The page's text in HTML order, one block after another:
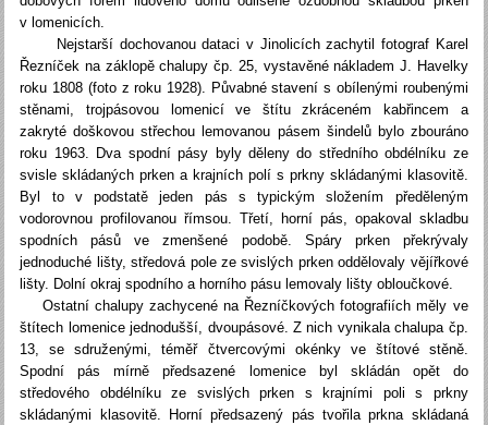
v lomenicích.
Nejstarší dochovanou dataci v Jinolicích zachytil fotograf Karel
Řezníček na záklopě chalupy čp. 25, vystavěné nákladem J. Havelky
roku 1808 (foto z roku 1928). Půvabné stavení s obílenými roubenými
stěnami, trojpásovou lomenicí ve štítu zkráceném kabřincem a
zakryté doškovou střechou lemovanou pásem šindelů bylo zbouráno
roku 1963. Dva spodní pásy byly děleny do středního obdélníku ze
svisle skládaných prken a krajních polí s prkny skládanými klasovitě.
Byl to v podstatě jeden pás s typickým složením předěleným
vodorovnou profilovanou římsou. Třetí, horní pás, opakoval skladbu
spodních pásů ve zmenšené podobě. Spáry prken překrývaly
jednoduché lišty, středová pole ze svislých prken oddělovaly vějířkové
lišty. Dolní okraj spodního a horního pásu lemovaly lišty obloučkové.
Ostatní chalupy zachycené na Řezníčkových fotografiích měly ve
štítech lomenice jednodušší, dvoupásové. Z nich vynikala chalupa čp.
13, se sdruženými, téměř čtvercovými okénky ve štítové stěně.
Spodní pás mírně předsazené lomenice byl skládán opět do
středového obdélníku ze svislých prken s krajními poli s prkny
skládanými klasovitě. Horní předsazený pás tvořila prkna skládaná